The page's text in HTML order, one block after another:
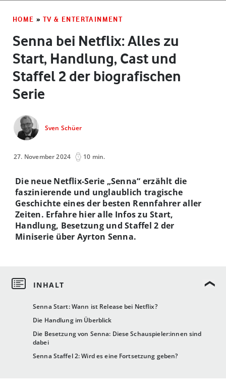
HOME » TV & ENTERTAINMENT
Senna bei Netflix: Alles zu
Start, Handlung, Cast und
Staffel 2 der biografischen
Serie
Sven Schüer
27. November 2024 10 min.
Senna Start: Wann ist Release bei Netflix?
Die Handlung im Überblick
Die Besetzung von Senna: Diese Schauspieler:innen sind
dabei
Senna Staffel 2: Wird es eine Fortsetzung geben?
Die neue Netflix-Serie „Senna“ erzählt die
faszinierende und unglaublich tragische
Geschichte eines der besten Rennfahrer aller
Zeiten. Erfahre hier alle Infos zu Start,
Handlung, Besetzung und Staffel 2 der
Miniserie über Ayrton Senna.